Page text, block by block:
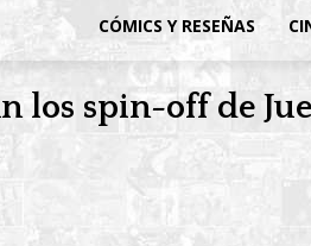
CÓMICS Y RESEÑAS
los spin-off de